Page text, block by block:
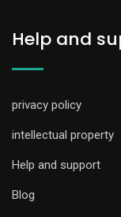
Help and
privacy policy
intellectual property
Help and support
Blog